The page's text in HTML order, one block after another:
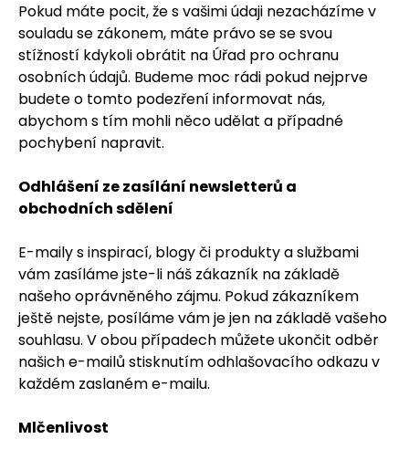
Pokud máte pocit, že s vašimi údaji nezacházíme v
souladu se zákonem, máte právo se se svou
stížností kdykoli obrátit na Úřad pro ochranu
osobních údajů. Budeme moc rádi pokud nejprve
budete o tomto podezření informovat nás,
abychom s tím mohli něco udělat a případné
pochybení napravit.
Odhlášení ze zasílání newsletterů a
obchodních sdělení
E-maily s inspirací, blogy či produkty a službami
vám zasíláme jste-li náš zákazník na základě
našeho oprávněného zájmu. Pokud zákazníkem
ještě nejste, posíláme vám je jen na základě vašeho
souhlasu. V obou případech můžete ukončit odběr
našich e-mailů stisknutím odhlašovacího odkazu v
každém zaslaném e-mailu.
Mlčenlivost